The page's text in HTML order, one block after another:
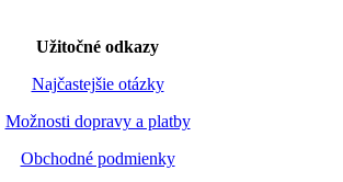
Užitočné odkazy
Najčastejšie otázky
Možnosti dopravy a platby
Obchodné podmienky